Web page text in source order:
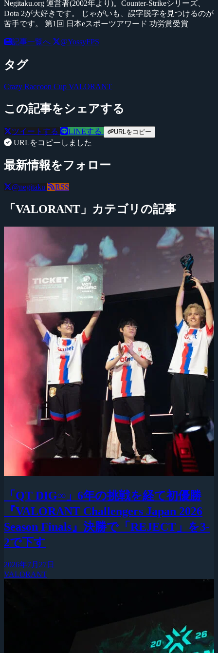
Negitaku.org 運営者(2002年より)。Counter-Strikeシリーズ、
Dota 2が大好きです。 じゃがいも、誤字脱字を見つけるのが
苦手です。 第1回 日本eスポーツアワード 功労賞受賞
記事一覧へ @YossyFPS
タグ
Crazy Raccoon Cup VALORANT
この記事をシェアする
ツイートする LINEする URLをコピー
URLをコピーしました
最新情報をフォロー
@negitaku RSS
「VALORANT」カテゴリの記事
「QT DIG∞」6年の挑戦を経て初優勝
『VALORANT Challengers Japan 2026
Season Finals』決勝で「REJECT」を3-
2で下す
2026年7月27日
VALORANT